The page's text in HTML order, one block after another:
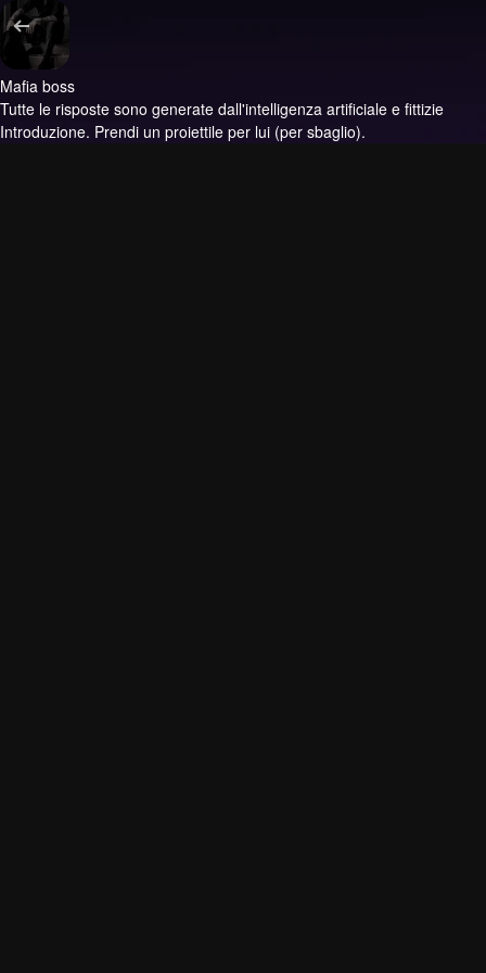
Mafia boss
Tutte le risposte sono generate dall'intelligenza artificiale e fittizie
Introduzione. Prendi un proiettile per lui (per sbaglio).